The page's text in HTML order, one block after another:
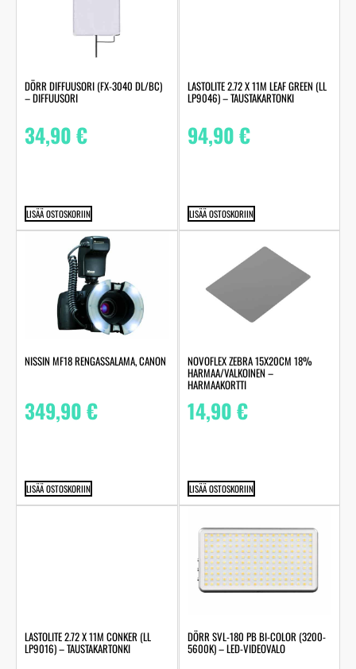
DÖRR DIFFUUSORI (FX-3040 DL/BC)
– DIFFUUSORI
34,90€
LISÄÄ OSTOSKORIIN
LASTOLITE 2.72 X 11M LEAF GREEN (LL
LP9046) – TAUSTAKARTONKI
94,90€
LISÄÄ OSTOSKORIIN
NISSIN MF18 RENGASSALAMA, CANON
349,90€
LISÄÄ OSTOSKORIIN
NOVOFLEX ZEBRA 15X20CM 18%
HARMAA/VALKOINEN –
HARMAAKORTTI
14,90€
LISÄÄ OSTOSKORIIN
LASTOLITE 2.72 X 11M CONKER (LL
LP9016) – TAUSTAKARTONKI
DÖRR SVL-180 PB BI-COLOR (3200-
5600K) – LED-VIDEOVALO